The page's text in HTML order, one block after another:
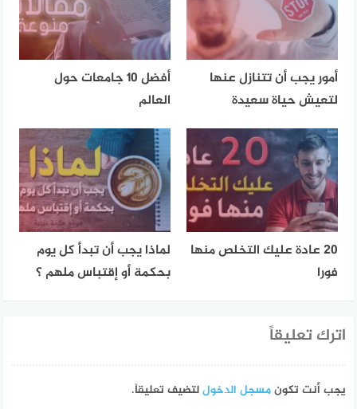
أمور يجب أن تتنازل عنها
لتعيش حياة سعيدة
أفضل 10 جامعات حول
العالم
20 عادة عليك التخلص منها
فورا
لماذا يجب أن تبدأ كل يوم
بحكمة أو إقتباس ملهم ؟
اترك تعليقاً
يجب أنت تكونمسجل الدخوللتضيف تعليقاً.